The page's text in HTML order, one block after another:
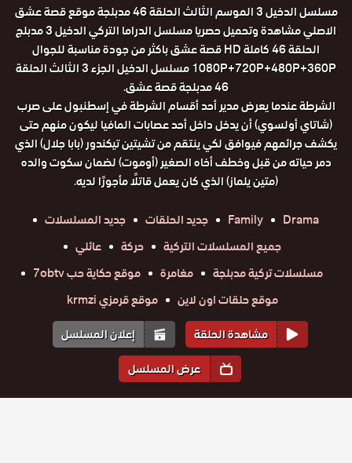
مسلسل الدخيل 3 الموسم الثالث الحلقة 46 مدبلجة موقع قصة عشق
الاصلي مشاهدة وتحميل حصريا مسلسل الدراما التركي الدخيل 3 مدبلج
الحلقة 46 كاملة HD قصة عشق باكثر من جودة مناسبة للجوال
1080P+720P+480P+360P مسلسل الدخيل الجزء 3 الثالث الحلقة
46 مدبلجة قصة عشق.
الشرطة عندما يعرض مدير أحد أقسام الشرطة في إسطنبول على صرب
(شاتاي أولسوي) أن يدخل داخل أحد عصابات المافيا ليكون منهم حتى
يكشف جرائمهم فيوافق لكي ينتقم من تشيتين تيكندور (بابا جلال) الذي
دمر حياته من قبل وخطف أخاه الصغير (أوموت) لضمان سكوت والده
(متين يلماز) الذي كان يعمل قاتلًا مأجورًا لديه.
Drama
Family جديد الحلقات
جديد المسلسلات
جميع المسلسلات التركية
حركة
عائلي
مسلسلات تركية مدبلجة
مغامرة
موقع حكاية حب 7obtv
موقع حلقات اون لاين
موقع قرمزي krmzi
مشاهدة الحلقة
إعلان المسلسل
عرض المسلسل